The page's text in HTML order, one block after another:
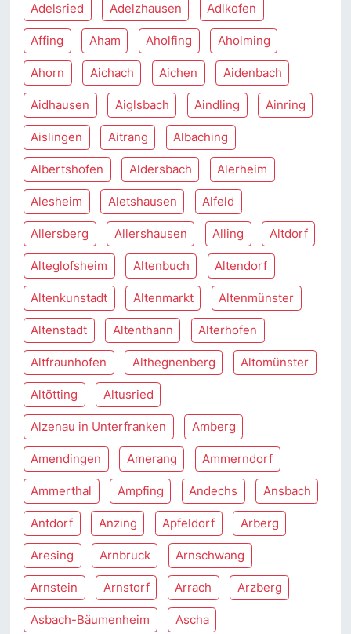
Adelsried Adelzhausen Adlkofen
Affing Aham Aholfing Aholming
Ahorn Aichach Aichen Aidenbach
Aidhausen Aiglsbach Aindling Ainring
Aislingen Aitrang Albaching
Albertshofen Aldersbach Alerheim
Alesheim Aletshausen Alfeld
Allersberg Allershausen Alling Altdorf
Alteglofsheim Altenbuch Altendorf
Altenkunstadt Altenmarkt Altenmünster
Altenstadt Altenthann Alterhofen
Altfraunhofen Althegnenberg Altomünster
Altötting Altusried
Alzenau in Unterfranken Amberg
Amendingen Amerang Ammerndorf
Ammerthal Ampfing Andechs Ansbach
Antdorf Anzing Apfeldorf Arberg
Aresing Arnbruck Arnschwang
Arnstein Arnstorf Arrach Arzberg
Asbach-Bäumenheim Ascha